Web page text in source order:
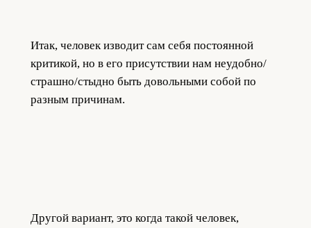
Итак, человек изводит сам себя постоянной
критикой, но в его присутствии нам неудобно/
страшно/стыдно быть довольными собой по
разным причинам.
Другой вариант, это когда такой человек,